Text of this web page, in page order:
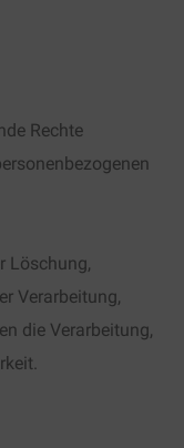
Rechte
Löschung,
Verarbeitung,
die Verarbeitung,